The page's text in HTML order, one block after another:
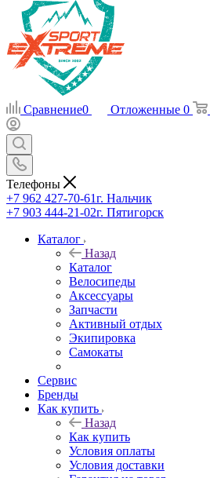
Сравнение0 Отложенные 0
Телефоны
+7 962 427-70-61г. Нальчик
+7 903 444-21-02г. Пятигорск
Каталог
Назад
Каталог
Велосипеды
Аксессуары
Запчасти
Активный отдых
Экипировка
Самокаты
Сервис
Бренды
Как купить
Назад
Как купить
Условия оплаты
Условия доставки